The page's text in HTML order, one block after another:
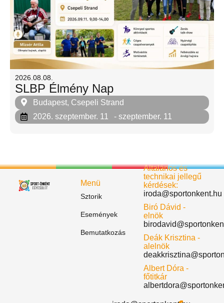
2026.08.08.
SLBP Élmény Nap
Budapest, Csepeli Strand
2026. szeptember. 11
- szeptember. 11
Menü
Sztorik
Események
Bemutatkozás
Általános és
technikai jellegű
kérdések:
iroda@sportonkent.hu
Biró Dávid -
elnök
Deák Krisztina -
alelnök
Albert Dóra -
főtitkár